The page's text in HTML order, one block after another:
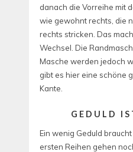
danach die Vorreihe mit
wie gewohnt rechts, die
rechts stricken. Das
Wechsel. Die
Masche werden jedoch
gibt es hier eine schöne
Kante.
GEDULD
Ein wenig Geduld
ersten Reihen gehen